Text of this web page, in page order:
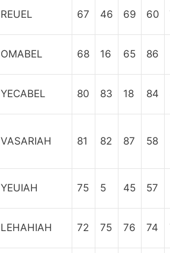
REUEL 67 46 69 60
OMABEL 68 16 65 86
YECABEL 80 83 18 84
VASARIAH 81 82 87 58
YEUIAH 75 5 45 57
LEHAHIAH 72 75 76 74